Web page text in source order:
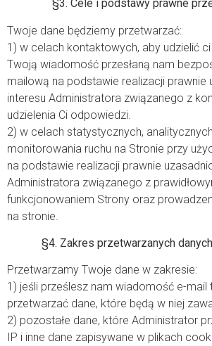
§3. Cele i podstawy prawne
Twoje dane będziemy przetwarzać:
1) w celach kontaktowych, aby udzielić
Twoją wiadomość przesłaną nam
mailową na podstawie realizacji prawnie
interesu Administratora związanego z
udzielenia Ci odpowiedzi.
2) w celach statystycznych,
monitorowania ruchu na Stronie przy
na podstawie realizacji prawnie
Administratora związanego z
funkcjonowaniem Strony oraz
na stronie.
§4. Zakres przetwarzanych
Przetwarzamy Twoje dane w zakresie:
1) jeśli prześlesz nam wiadomość e-mail
przetwarzać dane, które będą w niej
2) pozostałe dane, które Administrator
IP i inne dane zapisywane w plikach